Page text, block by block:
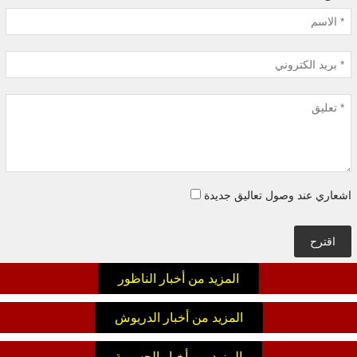
اشعاري عند وصول تعاليق جديدة
اقترح
المزيد من أخبار الناظور
المزيد من أخبار الدريوش